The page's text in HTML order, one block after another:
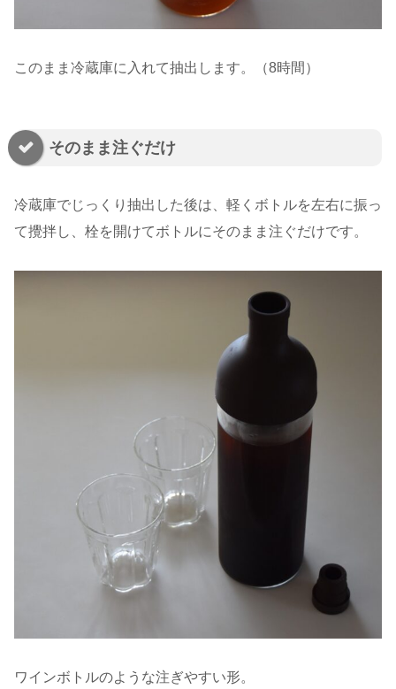
このまま冷蔵庫に入れて抽出します。（8時間）
そのまま注ぐだけ
冷蔵庫でじっくり抽出した後は、軽くボトルを左右に振っ
て攪拌し、栓を開けてボトルにそのまま注ぐだけです。
ワインボトルのような注ぎやすい形。